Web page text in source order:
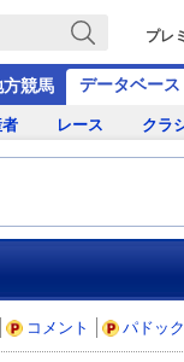
プレ
競馬 データベース
レース クラ
コメント パドッ